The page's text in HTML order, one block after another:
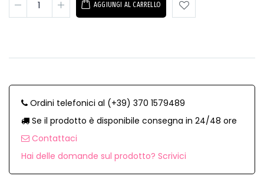
AGGIUNGI AL CARRELLO
Ordini telefonici al (+39) 370 1579489
Se il prodotto è disponibile consegna in 24/48 ore
Contattaci
Hai delle domande sul prodotto? Scrivici